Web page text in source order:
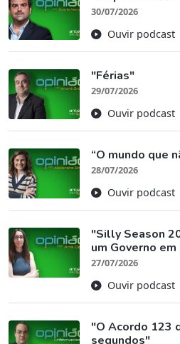
30/07/2026
Ouvir podcast
"Férias"
29/07/2026
Ouvir podcast
“O mundo que
28/07/2026
Ouvir podcast
"Silly Season
um Governo
27/07/2026
Ouvir podcast
"O Acordo 123
segundos"